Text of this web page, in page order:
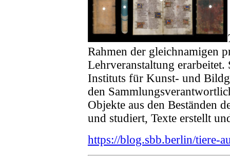
Rahmen der gleichnamigen
Lehrveranstaltung erarbeitet.
Instituts für Kunst- und
den
Objekte aus den Beständen
und studiert, Texte erstellt
https://blog.sbb.berlin/tiere-